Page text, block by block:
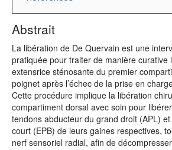
Abstrait
La libération de De Quervain est une
pratiquée pour traiter de manière curative
extensrice sténosante du premier
poignet après l’échec de la prise en
Cette procédure implique la libération
compartiment dorsal avec soin pour
tendons abducteur du grand droit (APL)
court (EPB) de leurs gaines respectives,
nerf sensoriel radial, afin de